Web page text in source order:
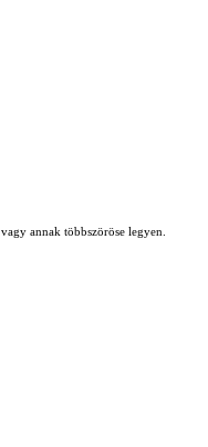
vagy annak többszöröse legyen.